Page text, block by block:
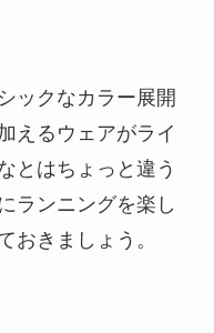
ックなカラー展開
えるウェアがライ
とはちょっと違う
ランニングを楽し
おきましょう。